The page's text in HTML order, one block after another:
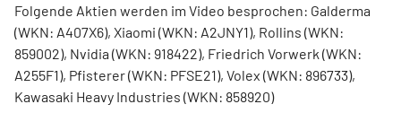
Folgende Aktien werden im Video besprochen: Galderma
(WKN: A407X6), Xiaomi (WKN: A2JNY1), Rollins (WKN:
859002), Nvidia (WKN: 918422), Friedrich Vorwerk (WKN:
A255F1), Pfisterer (WKN: PFSE21), Volex (WKN: 896733),
Kawasaki Heavy Industries (WKN: 858920)